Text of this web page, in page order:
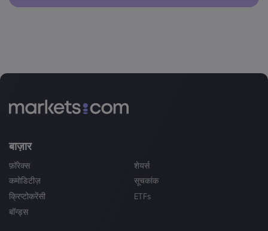
बाज़ार
फ़ॉरेक्स
शेयर्स
कमोडिटीज़
सूचकांक
क्रिप्टोकरेंसी
ETFs
बॉन्ड्स